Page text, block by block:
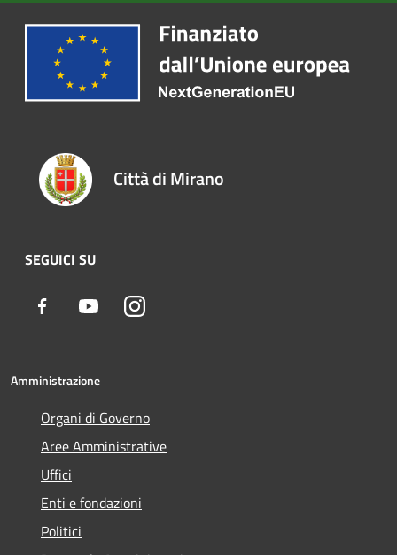
Città di Mirano
SEGUICI SU
Facebook YoutubeInstagram
Amministrazione
Organi di Governo
Aree Amministrative
Uffici
Enti e fondazioni
Politici